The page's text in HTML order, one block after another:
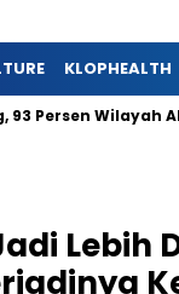
KLOPHEALTH
Wilayah
Lebih